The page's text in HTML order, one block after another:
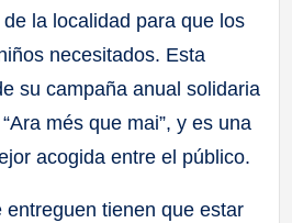
la localidad para que los
necesitados. Esta
su campaña anual solidaria
més que mai”, y es una
acogida entre el público.
entreguen tienen que estar